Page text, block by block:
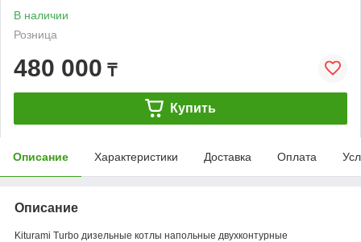
В наличии
Розница
480 000 ₸
Купить
Описание Характеристики Доставка Оплата
Описание
Kiturami Turbo дизельные котлы напольные двухконтурные